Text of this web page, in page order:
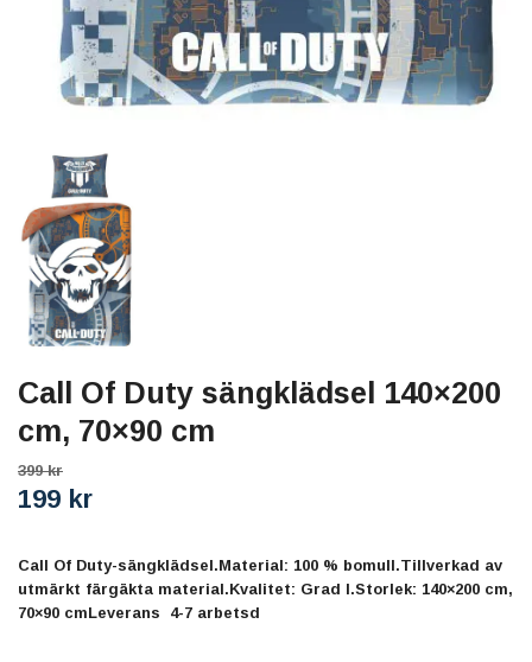
Call Of Duty sängklädsel 140×200
cm, 70×90 cm
399 kr
199 kr
Call Of Duty-sängklädsel.Material: 100 % bomull.Tillverkad av
utmärkt färgäkta material.Kvalitet: Grad I.Storlek: 140×200 cm,
70×90 cmLeverans 4-7 arbetsd